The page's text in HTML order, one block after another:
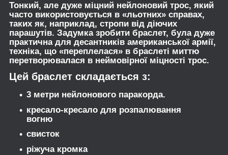
Тонкий, але дуже міцний нейлоновий трос, який
часто використовується в «льотних» справах,
таких як, наприклад, стропи від діючих
парашутів. Задумка зробити браслет, була дуже
практична для десантників американської армії,
техніка, що «переплелася» в браслеті миттю
перетворювалася в неймовірної міцності трос.
Цей браслет складається з:
3 метри нейлонового паракорда.
кресало-кресало для розпалювання
вогню
свисток
ріжуча кромка